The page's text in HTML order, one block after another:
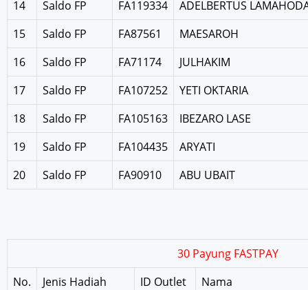
14
Saldo FP FA119334
ADELBERTUS
15
Saldo FP FA87561
MAESAROH
16
Saldo FP FA71174
JULHAKIM
17
Saldo FP FA107252
YETI OKTARIA
18
Saldo FP FA105163
IBEZARO LASE
19
Saldo FP FA104435
ARYATI
20
Saldo FP FA90910 ABU UBAIT
30 Payung FASTPAY
No.
Jenis Hadiah ID Outlet
Nama